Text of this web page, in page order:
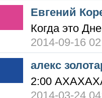
Евгений
Когда это
2014-09-16
алекс
2:00
2014-03-24